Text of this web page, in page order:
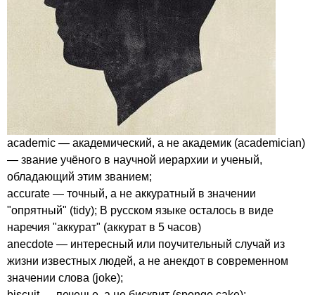
academic — академический, а не академик (academician)
— звание учёного в научной иерархии и ученый,
обладающий этим званием;
accurate — точный, а не аккуратный в значении
"опрятный" (tidy); В русском языке осталось в виде
наречия "аккурат" (аккурат в 5 часов)
anecdote — интересный или поучительный случай из
жизни известных людей, а не анекдот в современном
значении слова (joke);